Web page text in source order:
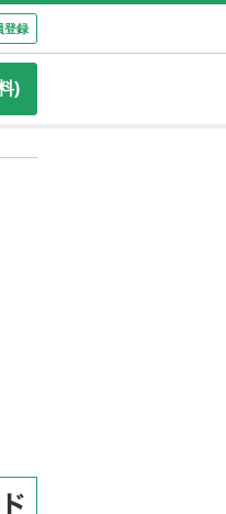
登録
)